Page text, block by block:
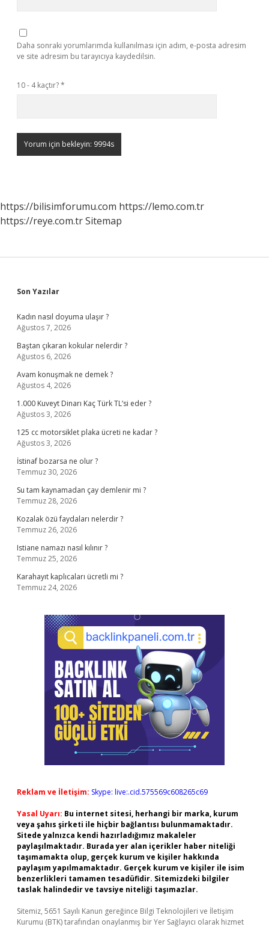
Daha sonraki yorumlarımda kullanılması için adım, e-posta adresim
ve site adresim bu tarayıcıya kaydedilsin.
10 - 4 kaçtır?*
https://bilisimforumu.com https://lemo.com.tr
https://reye.com.trSitemap
Sidebar
Son Yazılar
Kadın nasıl doyuma ulaşır ?
Ağustos 7, 2026
Baştan çıkaran kokular nelerdir ?
Ağustos 6, 2026
Avam konuşmak ne demek ?
Ağustos 4, 2026
1.000 Kuveyt Dinarı Kaç Türk TL’si eder ?
Ağustos 3, 2026
125 cc motorsiklet plaka ücreti ne kadar ?
Ağustos 3, 2026
İstinaf bozarsa ne olur ?
Temmuz 30, 2026
Su tam kaynamadan çay demlenir mi ?
Temmuz 28, 2026
Kozalak özü faydaları nelerdir ?
Temmuz 26, 2026
Istiane namazı nasıl kılınır ?
Temmuz 25, 2026
Karahayıt kaplıcaları ücretli mi ?
Temmuz 24, 2026
Reklam ve İletişim: Skype: live:.cid.575569c608265c69
Yasal Uyarı: Bu internet sitesi, herhangi bir marka, kurum
veya şahıs şirketi ile hiçbir bağlantısı bulunmamaktadır.
Sitede yalnızca kendi hazırladığımız makaleler
paylaşılmaktadır. Burada yer alan içerikler haber niteliği
taşımamakta olup, gerçek kurum ve kişiler hakkında
paylaşım yapılmamaktadır. Gerçek kurum ve kişiler ile isim
benzerlikleri tamamen tesadüfidir. Sitemizdeki bilgiler
taslak halindedir ve tavsiye niteliği taşımazlar.
Sitemiz, 5651 Sayılı Kanun gereğince Bilgi Teknolojileri ve İletişim
Kurumu (BTK) tarafından onaylanmış bir Yer Sağlayıcı olarak hizmet